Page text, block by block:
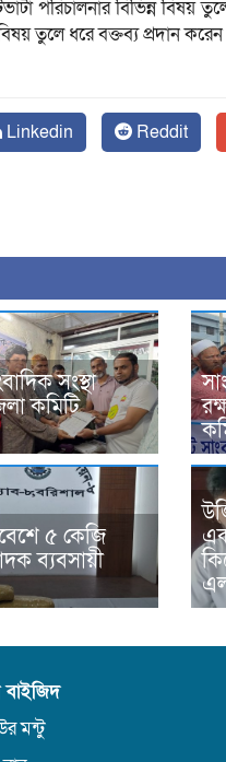
পরিচালনার বিভিন্ন বিষয়
তুলে ধরে বক্তব্য প্রদান
Linkedin Reddit
সংস্থা
কমিটি
৫ কেজি
ব্যবসায়ী
মন্টু